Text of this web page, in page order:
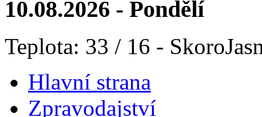
10.08.2026 - Pondělí
Teplota: 33 / 16 -
Hlavní strana
Zpravodajství